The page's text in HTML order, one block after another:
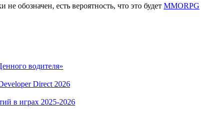
обозначен, есть вероятность, что это будет MMORPG
водителя»
Direct 2026
в играх 2025-2026